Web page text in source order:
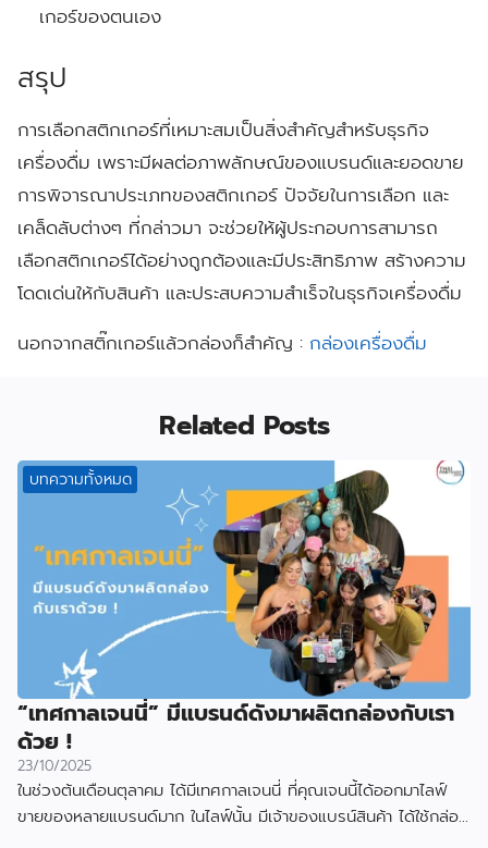
เกอร์ของตนเอง
สรุป
การเลือกสติกเกอร์ที่เหมาะสมเป็นสิ่งสำคัญสำหรับธุรกิจ
เครื่องดื่ม เพราะมีผลต่อภาพลักษณ์ของแบรนด์และยอดขาย
การพิจารณาประเภทของสติกเกอร์ ปัจจัยในการเลือก และ
เคล็ดลับต่างๆ ที่กล่าวมา จะช่วยให้ผู้ประกอบการสามารถ
เลือกสติกเกอร์ได้อย่างถูกต้องและมีประสิทธิภาพ สร้างความ
โดดเด่นให้กับสินค้า และประสบความสำเร็จในธุรกิจเครื่องดื่ม
นอกจากสติ๊กเกอร์แล้วกล่องก็สำคัญ : กล่องเครื่องดื่ม
Related Posts
บทความทั้งหมด
“เทศกาลเจนนี่” มีแบรนด์ดังมาผลิตกล่องกับเรา
ด้วย !
23/10/2025
ในช่วงต้นเดือนตุลาคม ได้มีเทศกาลเจนนี่ ที่คุณเจนนี้ได้ออกมาไลฟ์
ขายของหลายแบรนด์มาก ในไลฟ์นั้น มีเจ้าของแบรน์สินค้า ได้ใช้กล่อง